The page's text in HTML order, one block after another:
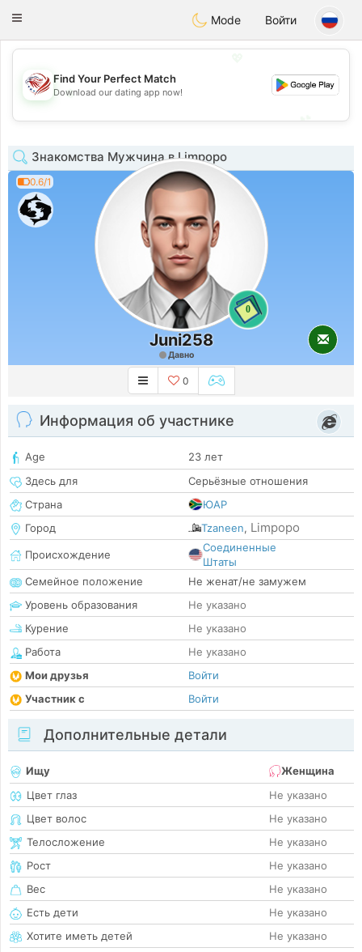
Dating
Toggle
Mode Войти
💖
💕
Find Your Perfect Match
Download our dating app now!
Знакомства Мужчина в Limpopo
0.6/1
0
Juni258
Давно
0
Информация об участнике
Age
23 лет
Здесь для
Серьёзные отношения
Страна
ЮАР
Город
Tzaneen, Limpopo
Происхождение
Соединенные
Штаты
Семейное положение
Не женат/не замужем
Уровень образования
Не указано
Курение
Не указано
Работа
Не указано
Мои друзья
Войти
Участник с
Войти
Дополнительные детали
Ищу
Женщина
Цвет глаз
Не указано
Цвет волос
Не указано
Телосложение
Не указано
Рост
Не указано
Вес
Не указано
Есть дети
Не указано
Хотите иметь детей
Не указано